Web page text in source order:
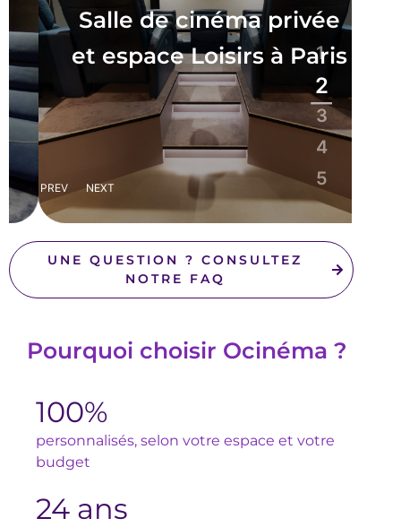
Salle de cinéma privée
et espace Loisirs à Paris1
2
3
4
5
PREV NEXT
UNE QUESTION ? CONSULTEZ
NOTRE FAQ
Pourquoi choisir Ocinéma ?
100%
personnalisés, selon votre espace et votre
budget
24 ans